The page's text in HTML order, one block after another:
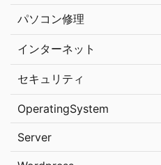
パソコン修理
インターネット
セキュリティ
OperatingSystem
Server